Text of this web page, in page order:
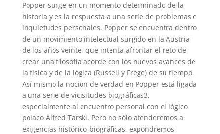
Popper surge en un momento determinado de la
historia y es la respuesta a una serie de problemas e
inquietudes personales. Popper se encuentra dentro
de un movimiento intelectual surgido en la Austria
de los años veinte, que intenta afrontar el reto de
crear una filosofía acorde con los nuevos avances de
la física y de la lógica (Russell y Frege) de su tiempo.
Así mismo la noción de verdad en Popper está ligada
a una serie de vicisitudes biográficas3,
especialmente al encuentro personal con el lógico
polaco Alfred Tarski. Pero no sólo atenderemos a
exigencias histórico-biográficas, expondremos